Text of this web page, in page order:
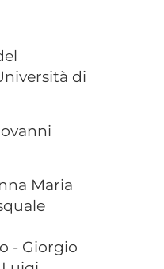
di
Maria
- Giorgio